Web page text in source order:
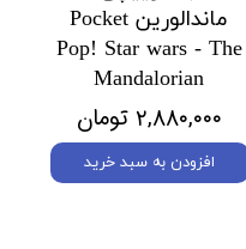
ماندالورین Pocket
Pop! Star wars - The
Mandalorian
۲,۸۸۰,۰۰۰ تومان
افزودن به سبد خرید